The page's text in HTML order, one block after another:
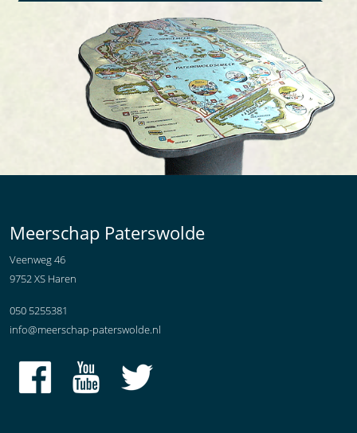
Meerschap Paterswolde
Veenweg 46
9752 XS Haren
050 5255381
info@meerschap-paterswolde.nl